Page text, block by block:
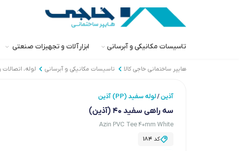
تاسیسات مکانیکی و آبرسانی ابزارآلات و تجهیزات صنعتی
هایپر ساختمانی خاجی‌ کالا تاسیسات مکانیکی و آبرسانی لوله،
آذین/لوله سفید (PP) آذین
سه راهی سفید 40 (آذین)
Azin PVC Tee 40mm White
کد 184